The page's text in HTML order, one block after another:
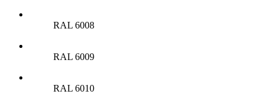
RAL 6008
RAL 6009
RAL 6010